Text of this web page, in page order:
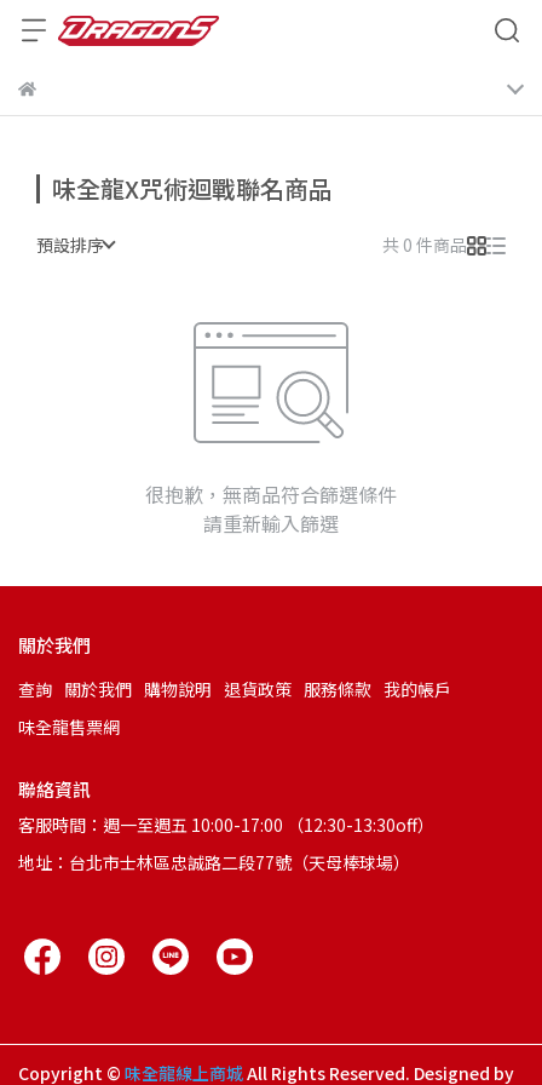
味全龍X咒術迴戰聯名商品
預設排序 共 0 件商品
很抱歉，無商品符合篩選條件
請重新輸入篩選
關於我們
查詢 關於我們 購物說明 退貨政策 服務條款 我的帳戶
味全龍售票網
聯絡資訊
客服時間：週一至週五 10:00-17:00 （12:30-13:30off）
地址：台北市士林區忠誠路二段77號（天母棒球場）
Copyright © 味全龍線上商城All Rights Reserved. Designed by